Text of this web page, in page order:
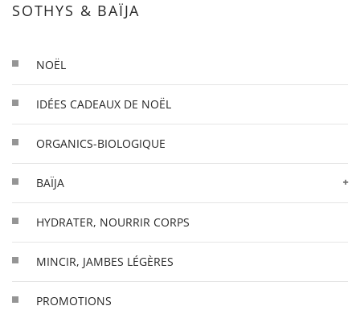
SOTHYS & BAÏJA
NOËL
IDÉES CADEAUX DE NOËL
ORGANICS-BIOLOGIQUE
BAÏJA
HYDRATER, NOURRIR CORPS
MINCIR, JAMBES LÉGÈRES
PROMOTIONS